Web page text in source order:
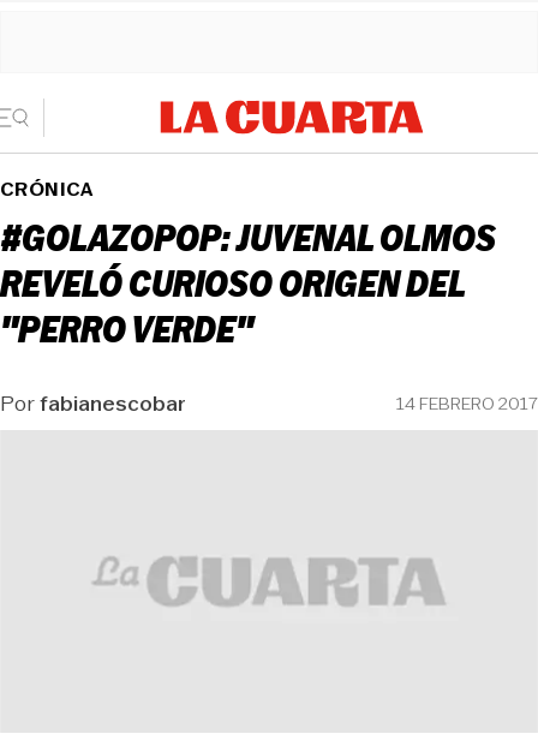
CRÓNICA
#GOLAZOPOP: JUVENAL OLMOS
REVELÓ CURIOSO ORIGEN DEL
"PERRO VERDE"
Porfabianescobar 14 FEBRERO 2017